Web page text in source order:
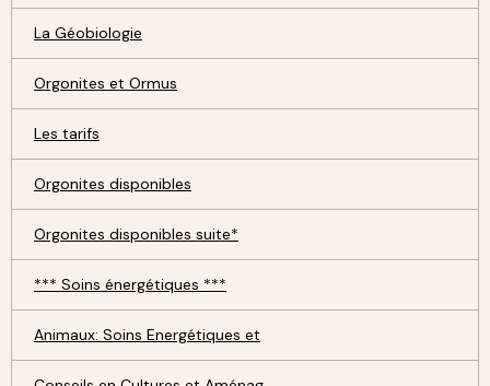
La Géobiologie
Orgonites et Ormus
Les tarifs
Orgonites disponibles
Orgonites disponibles suite*
*** Soins énergétiques ***
Animaux: Soins Energétiques et